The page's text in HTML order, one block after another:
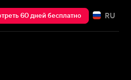
60 дней бесплатно RU